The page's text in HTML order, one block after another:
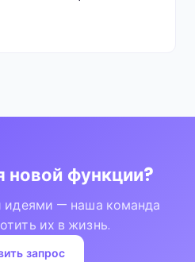
новой функции?
идеями — наша команда
их в жизнь.
запрос